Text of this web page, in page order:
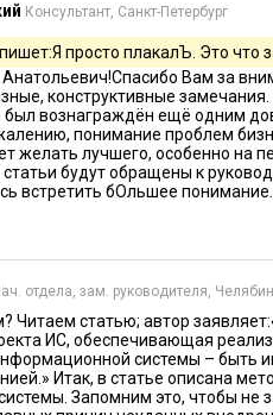
Консультант, Санкт-Петербург
просто плакалЪ. Это что
Вам за
конструктивные
был вознаграждён ещё одним
понимание проблем
желать лучшего, особенно на
будут обращены к
встретить бОльшее понимание.
отдела, зам. руководителя,
Читаем статью; автор
ИС, обеспечивающая
системы – быть
Итак, в статье описана
Запомним это, чтобы не